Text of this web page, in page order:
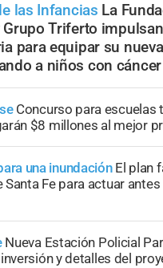
las Infancias La
Grupo Triferto
para equipar su
a niños con cáncer
Concurso para escuelas
$8 millones al mejor
una inundación El plan
Santa Fe para actuar
Nueva Estación Policial
y detalles del